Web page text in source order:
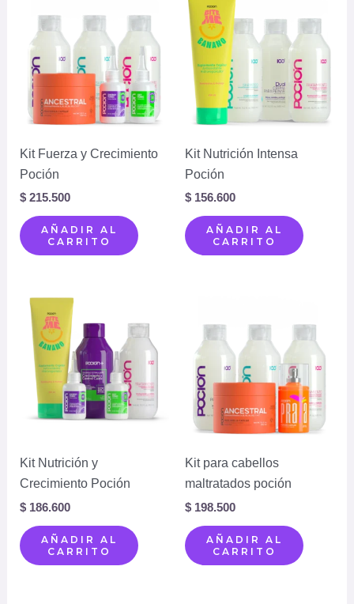
Kit Fuerza y Crecimiento
Poción
$ 215.500
AÑADIR AL
CARRITO
Kit Nutrición Intensa
Poción
$ 156.600
AÑADIR AL
CARRITO
Kit Nutrición y
Crecimiento Poción
$ 186.600
AÑADIR AL
CARRITO
Kit para cabellos
maltratados poción
$ 198.500
AÑADIR AL
CARRITO